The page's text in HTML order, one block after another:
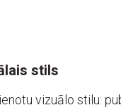
stils
vizuālo stilu: